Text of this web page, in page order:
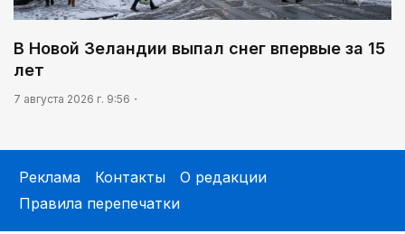
В Новой Зеландии выпал снег впервые за 15
лет
7 августа 2026 г. 9:56
Реклама Контакты
О редакции
Правила перепечатки